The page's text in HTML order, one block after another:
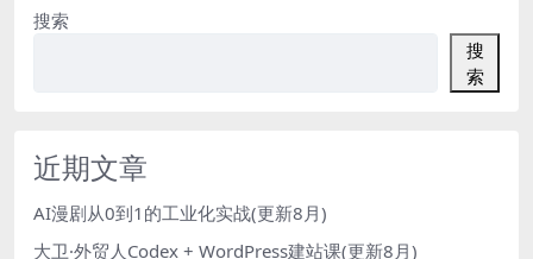
搜索
搜
索
近期文章
AI漫剧从0到1的工业化实战(更新8月)
大卫·外贸人Codex + WordPress建站课(更新8月)